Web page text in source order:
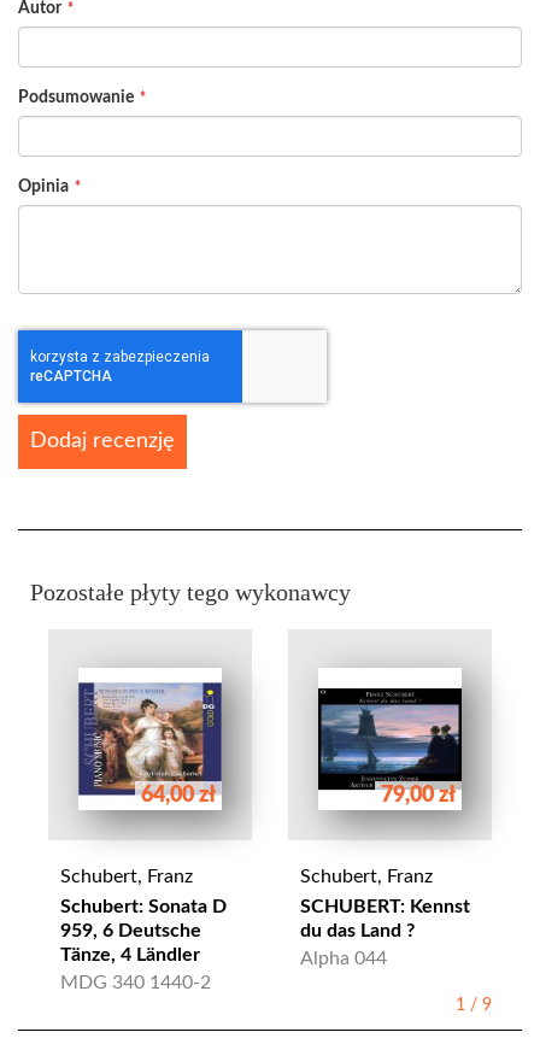
star
stars
stars
stars
stars
Autor
Podsumowanie
Opinia
Dodaj recenzję
Pozostałe płyty tego wykonawcy
64,00 zł
Schubert, Franz
Schubert: Sonata D
959, 6 Deutsche
Tänze, 4 Ländler
MDG 340 1440-2
79,00 zł
Schubert, Franz
SCHUBERT: Kennst
du das Land ?
Alpha 044
1 / 9